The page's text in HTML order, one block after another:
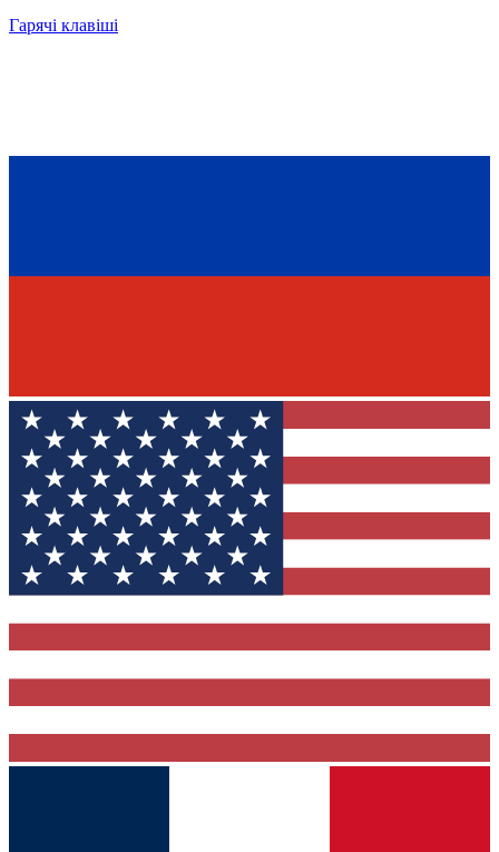
Гарячі клавіші